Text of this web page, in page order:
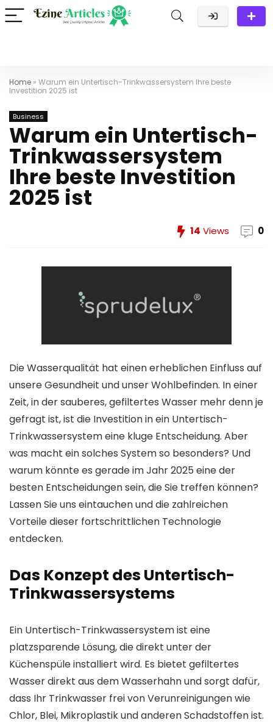
Home » Warum ein Untertisch-Trinkwassersystem Ihre beste
Investition 2025 ist
Business
Warum ein Untertisch-
Trinkwassersystem
Ihre beste Investition
2025 ist
14 Views 0
Die Wasserqualität hat einen erheblichen Einfluss auf
unsere Gesundheit und unser Wohlbefinden. In einer
Zeit, in der sauberes, gefiltertes Wasser mehr denn je
gefragt ist, ist die Investition in ein Untertisch-
Trinkwassersystem eine kluge Entscheidung. Aber
was macht ein solches System so besonders? Und
warum könnte es gerade im Jahr 2025 eine der
besten Entscheidungen sein, die Sie treffen können?
Lassen Sie uns eintauchen und die zahlreichen
Vorteile dieser fortschrittlichen Technologie
entdecken.
Das Konzept des Untertisch-
Trinkwassersystems
Ein Untertisch-Trinkwassersystem ist eine
platzsparende Lösung, die direkt unter der
Küchenspüle installiert wird. Es bietet gefiltertes
Wasser direkt aus dem Wasserhahn und sorgt dafür,
dass Ihr Trinkwasser frei von Verunreinigungen wie
Chlor, Blei, Mikroplastik und anderen Schadstoffen ist.